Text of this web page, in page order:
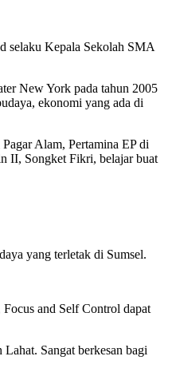
selaku Kepala Sekolah SMA
New York pada tahun 2005
ekonomi yang ada di
Alam, Pertamina EP di
II, Songket Fikri, belajar buat
yang terletak di Sumsel.
and Self Control dapat
Sangat berkesan bagi